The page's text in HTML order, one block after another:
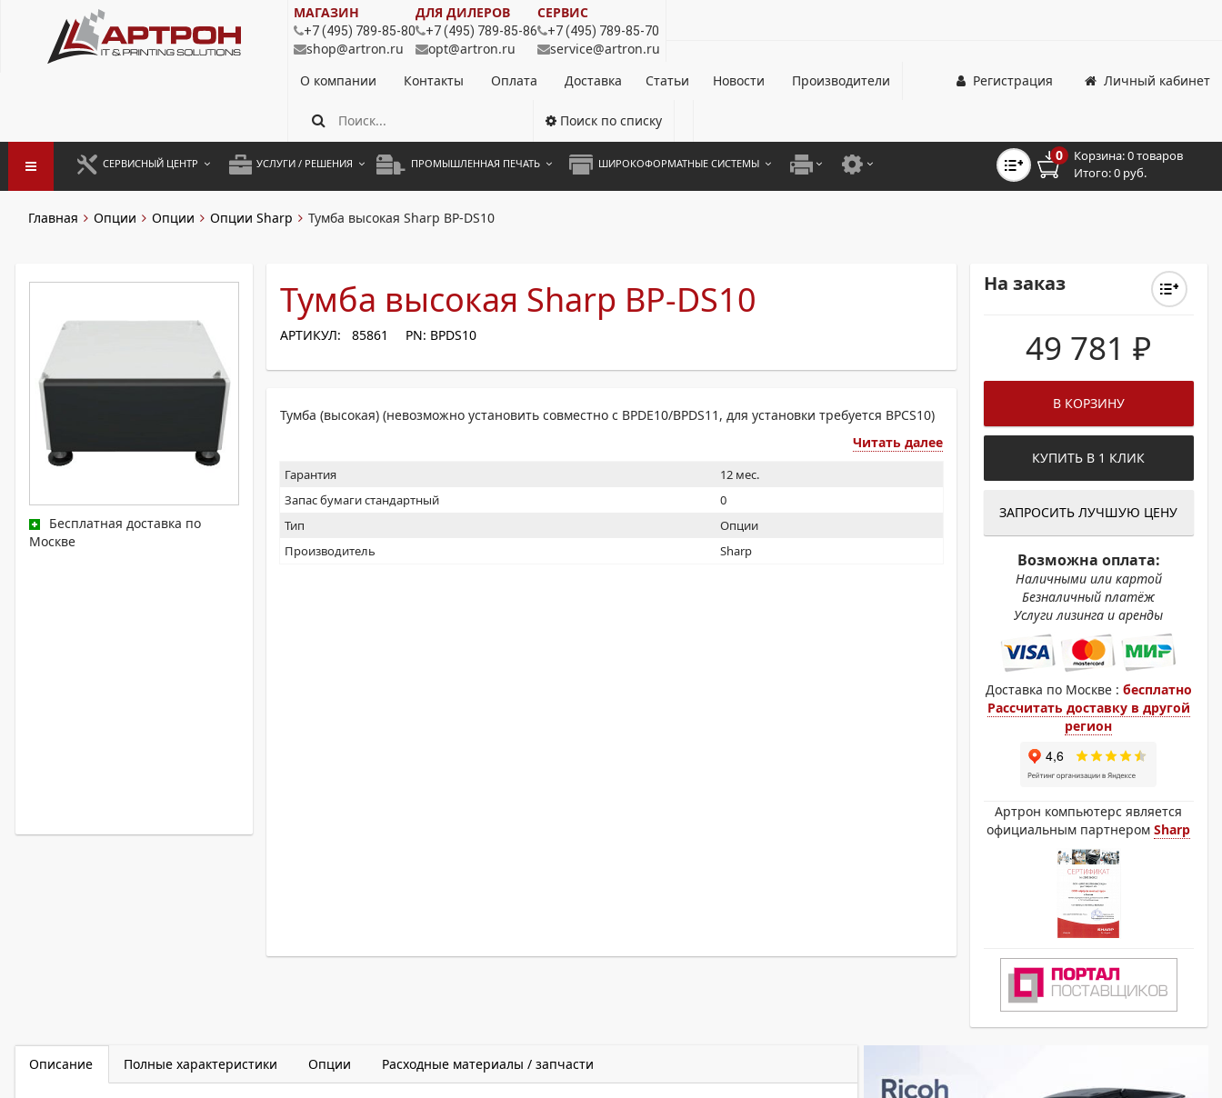
МАГАЗИН
+7 (495) 789-85-80
shop@artron.ru
ДЛЯ ДИЛЕРОВ
+7 (495) 789-85-86
opt@artron.ru
СЕРВИС
+7 (495) 789-85-70
service@artron.ru
О компании
Контакты Оплата Доставка Статьи Новости Производители Личный кабинет
Регистрация
Поиск по списку
СЕРВИСНЫЙ ЦЕНТР
РАЗОВЫЕ РЕМОНТЫ
УСЛУГИ / РЕШЕНИЯ
АРЕНДА ОБОРУДОВАНИЯ
ПРОМЫШЛЕННАЯ ПЕЧАТЬ ШИРОКОФОРМАТНЫЕ СИСТЕМЫ
МОНОХРОМНЫЕ ПРИНТЕРЫ
ДЛЯ ШИРОКОФОРМАТНЫХ СИСТЕМ
0 Корзина:0 товаров
Итого:0 руб.
Главная Опции Опции Опции Sharp Тумба высокая Sharp BP-DS10
Бесплатная доставка по
Москве
Тумба высокая Sharp BP-DS10
АРТИКУЛ: 85861 PN: BPDS10
Тумба (высокая) (невозможно установить совместно с BPDE10/BPDS11, для установки требуется BPCS10)
Читать далее
Гарантия
12 мес.
Запас бумаги стандартный
0
Тип
Опции
Производитель
Sharp
На заказ
49 781₽
В КОРЗИНУ
КУПИТЬ В 1 КЛИК
ЗАПРОСИТЬ ЛУЧШУЮ ЦЕНУ
Возможна оплата:
Наличными или картой
Безналичный платёж
Услуги лизинга и аренды
Доставка по Москве : бесплатно
Рассчитать доставку в другой
регион
Артрон компьютерс является
официальным партнеромSharp
Описание Полные характеристики Опции Расходные материалы / запчасти